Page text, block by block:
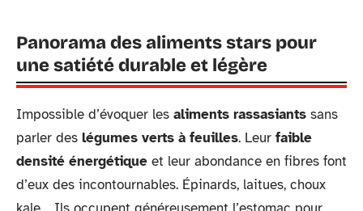
Panorama des aliments stars pour
une satiété durable et légère
Impossible d’évoquer les aliments rassasiants sans
parler des légumes verts à feuilles. Leur faible
densité énergétique et leur abondance en fibres font
d’eux des incontournables. Épinards, laitues, choux